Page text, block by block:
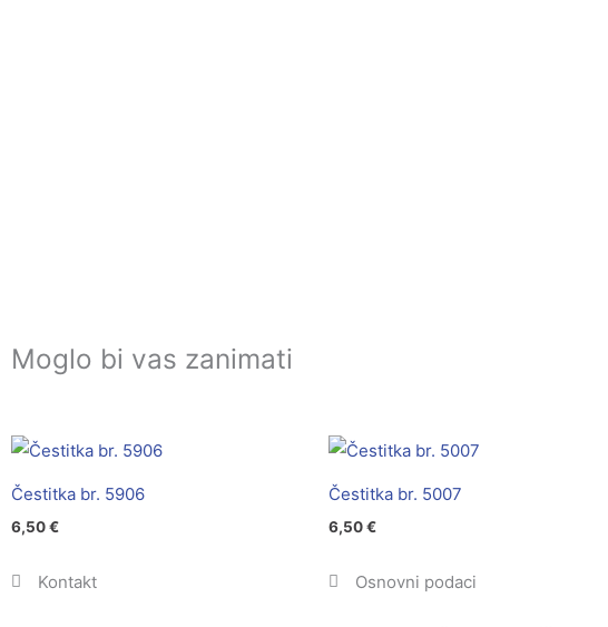
Moglo bi vas zanimati
Čestitka br. 5906
6,50€
Čestitka br. 5007
6,50€
Kontakt Osnovni podaci